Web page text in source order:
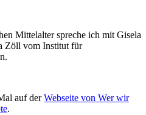
Mittelalter spreche ich mit Gisela
Zöll vom Institut für
auf derWebseite von Wer wir
.